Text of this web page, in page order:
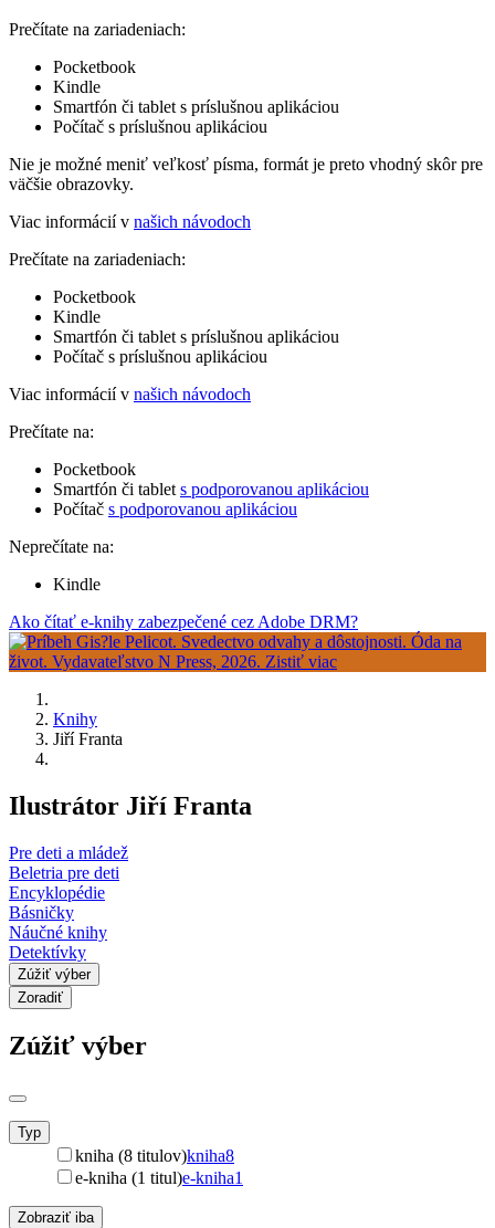
Prečítate na zariadeniach:
Pocketbook
Kindle
Smartfón či tablet s príslušnou aplikáciou
Počítač s príslušnou aplikáciou
Nie je možné meniť veľkosť písma, formát je preto vhodný skôr pre
väčšie obrazovky.
Viac informácií v našich návodoch
Prečítate na zariadeniach:
Pocketbook
Kindle
Smartfón či tablet s príslušnou aplikáciou
Počítač s príslušnou aplikáciou
Viac informácií v našich návodoch
Prečítate na:
Pocketbook
Smartfón či tablet s podporovanou aplikáciou
Počítač s podporovanou aplikáciou
Neprečítate na:
Kindle
Ako čítať e-knihy zabezpečené cez Adobe DRM?
Knihy
Jiří Franta
Ilustrátor Jiří Franta
Pre deti a mládež
Beletria pre deti
Encyklopédie
Básničky
Náučné knihy
Detektívky
Zúžiť výber
Zoradiť
Zúžiť výber
Typ
kniha (8 titulov)kniha8
e-kniha (1 titul)e-kniha1
Zobraziť iba